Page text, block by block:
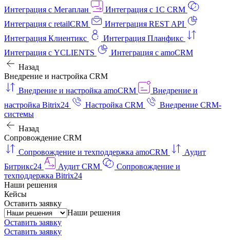
Интеграция с Мегаплан
Интеграция с 1C CRM
Интеграция с retailCRM
Интеграция REST API
Интеграция Клиентикс
Интеграция Планфикс
Интеграция с YCLIENTS
Интеграция с amoCRM
Назад
Внедрение и настройка CRM
Внедрение и настройка amoCRM
Внедрение и
настройка Bitrix24
Настройка CRM
Внедрение CRM-
системы
Назад
Сопровождение CRM
Сопровождение и техподдержка amoCRM
Аудит
Битрикс24
Аудит CRM
Сопровождение и
техподдержка Bitrix24
Наши решения
Кейсы
Оставить заявку
Наши решения
Оставить заявку
Оставить заявку